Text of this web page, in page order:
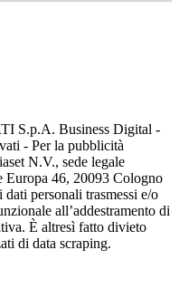
S.p.A. Business Digital -
- Per la pubblicità
N.V., sede legale
Europa 46, 20093 Cologno
personali trasmessi e/o
all’addestramento di
È altresì fatto divieto
di data scraping.